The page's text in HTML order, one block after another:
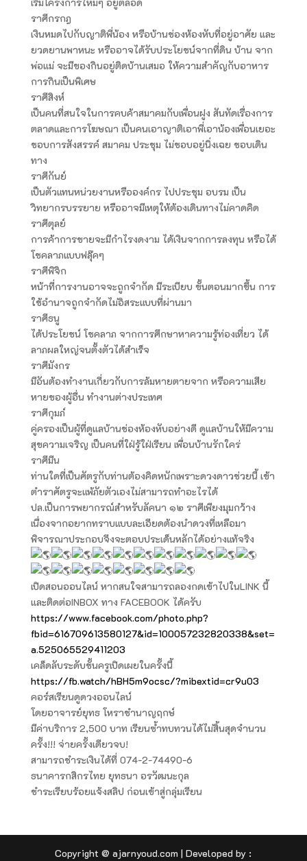
ราศีกรกฎ
เงินหมดไปกับญาติพี่น้อง หรือบ้านช่องห้องหับที่อยู่อาศัย และ
ยวดยานพาหนะ หรืออาจได้รับประโยชน์จากที่ดิน บ้าน จาก
พ่อแม่ จะมีของกินอยู่ติดบ้านเสมอ ให้ความสำคัญกับอาหาร
การกินเป็นพิเศษ
ราศีสิงห์
เป็นคนที่สนใจในการคบค้าสมาคมกับเพื่อนฝูง สันทัดเรื่องการ
ตลาดและการโฆษณา เป็นคนเอาญาติเอาพี่เอาน้องเพื่อนเยอะ
ชอบการสังสรรค์ สมาคม ประชุม ไม่ชอบอยู่นิ่งเฉย ชอบเดิน
ทาง
ราศีกันย์
เป็นตัวแทนหน่วยงานหรือองค์กร ไปประชุม อบรม เป็น
วิทยากรบรรยาย หรืออาจมีเหตุให้ต้องเดินทางไม่คาดคิด
ราศีตุลย์
การค้าการขายจะมีกำไรงดงาม ได้เงินจากการลงทุน หรือได้
โชคลาภแบบฟลุ๊คๆ
ราศีพิจิก
หน้าที่การงานอาจจะถูกจำกัด มีระเบียบ ขั้นตอนมากขึ้น การ
ใช้อำนาจถูกจำกัดไม่อิสระแบบที่ผ่านมา
ราศีธนู
ได้ประโยชน์ โชคลาภ จากการศึกษาหาความรู้ท่องเที่ยว ได้
ลาภผลใหญ่จนตั้งตัวได้สำเร็จ
ราศีมังกร
มีอันต้องทำงานเกี่ยวกับการล้มหายตายจาก หรือความเสีย
หายของผู้อื่น ทำงานต่างประเทศ
ราศีกุมภ์
คู่ครองเป็นผู้ที่ดูแลบ้านช่องห้องหับอย่างดี ดูแลบ้านให้มีความ
สุขความเจริญ เป็นคนที่ใฝ่รู้ใฝ่เรียน เพื่อนบ้านรักใคร่
ราศีมีน
ท่านใดที่เป็นศัตรูกับท่านต้องคิดหนักเพราะดวงดาวช่วยนี้ เข้า
ตำราศัตรูจะแพ้ภัยตัวเองไม่สามารถทำอะไรได้
ปล.เป็นการพยากรณ์สำหรับลัคนา ๑๒ ราศีเพียงมุมกว้าง
เนื่องจากอยากทราบแบบละเอียดต้องนำดวงที่เหลือมา
พิจารณาประกอบจึงจะตอบประเด็นหลักได้อย่างแท้จริง
เปิดสอนออนไลน์ หากสนใจสามารถลองกดเข้าไปในLINK นี้
และติดต่อINBOX ทาง FACEBOOK ได้ครับ
https://www.facebook.com/photo.php?
fbid=616709613580127&id=100057232820338&set=
a.525065529411203
เคล็ดลับระดับชั้นครูเปิดเผยในครั้งนี้
https://fb.watch/hBH5m9ocsc/?mibextid=cr9u03
คอร์สเรียนดูดวงออนไลน์
โดยอาจารย์ยุทธ โหราชำนาญฤกษ์
มีค่าบริการ 2,500 บาท เรียนซ้ำทบทวนได้ไม่สิ้นสุดจำนวน
ครั้ง!!! จ่ายครั้งเดียวจบ!
สามารถชำระเงินได้ที่ 074-2-74490-6
ธนาคารกสิกรไทย ยุทธนา อรวัฒนะกุล
ชำระเรียบร้อยแจ้งสลิป ก่อนเข้าสู่กลุ่มเรียน
Copyright @ ajarnyoud.com | Developed by :